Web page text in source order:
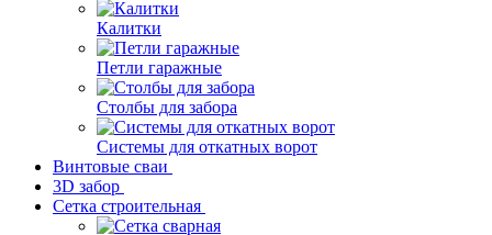
Калитки
Петли гаражные
Столбы для забора
Системы для откатных ворот
Винтовые сваи
3D забор
Сетка строительная